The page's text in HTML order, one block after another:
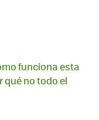
funciona esta
no todo el